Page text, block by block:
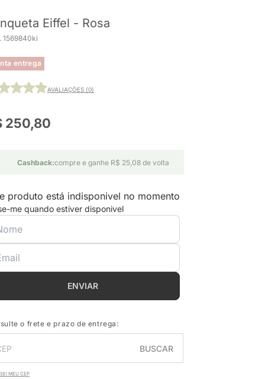
Eiffel - Rosa
1569840ki
entrega
AVALIAÇÕES (0)
250,80
Cashback:compre e ganhe R$ 25,08 de volta
produto está indisponivel no momento
me quando estiver disponivel
ENVIAR
o frete e prazo de entrega:
BUSCAR
MEU CEP